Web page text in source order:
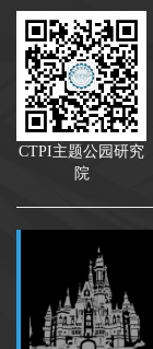
CTPI主题公园研究
院